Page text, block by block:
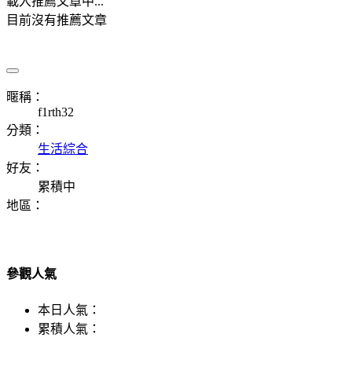
目前沒有推薦文章
暱稱：
f1rth32
分類：
生活綜合
好友：
累積中
地區：
參觀人氣
本日人氣：
累積人氣：